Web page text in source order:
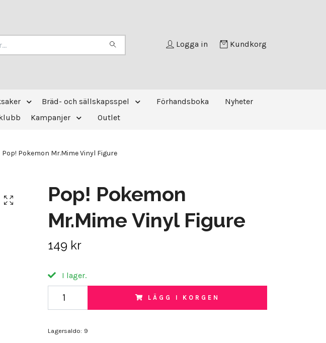
Logga in Kundkorg
Bräd- och sällskapsspel Förhandsboka
Nyheter
Kampanjer Outlet
Pop! Pokemon Mr.Mime Vinyl Figure
Pop! Pokemon
Mr.Mime Vinyl Figure
149 kr
I lager.
LÄGG I KORGEN
Lagersaldo: 9